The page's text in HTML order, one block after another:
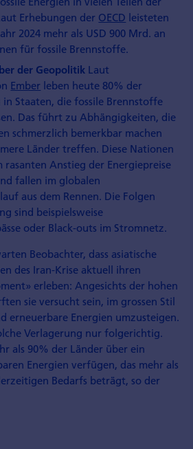
Erhebungen der OECD leisteten
2024 mehr als USD 900 Mrd. an
für fossile Brennstoffe.
der Geopolitik Laut
Ember leben heute 80% der
Staaten, die fossile Brennstoffe
Das führt zu Abhängigkeiten, die
schmerzlich bemerkbar machen
Länder treffen. Diese Nationen
rasanten Anstieg der Energiepreise
fallen im globalen
aus dem Rennen. Die Folgen
sind beispielsweise
oder Black-outs im Stromnetz.
Beobachter, dass asiatische
des Iran-Krise aktuell ihren
erleben: Angesichts der hohen
sie versucht sein, im grossen Stil
erneuerbare Energien umzusteigen.
Verlagerung nur folgerichtig.
als 90% der Länder über ein
Energien verfügen, das mehr als
Bedarfs beträgt, so der